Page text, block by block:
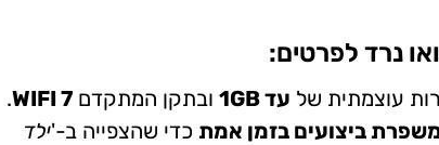
נרד לפרטים:
עוצמתית של עד 1GB ובתקן המתקדם WIFI 7
.
כדי שהצפייה ב-'ילד